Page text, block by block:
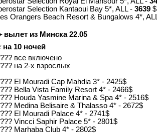
Selection Kantaoui Bay 5*, ALL - 3639 $
Orangers Beach Resort & Bungalows 4*,
вылет из Минска 22.05
на 10 ночей
все включено
на 2-х взрослых
El Mouradi Cap Mahdia 3* - 2425$
Bella Vista Family Resort 4* - 2466$
Houda Yasmine Marina & Spa 4* - 2516$
Medina Belisaire & Thalasso 4* - 2672$
El Mouradi Palace 4* - 2741$
Vincci Saphir Palace 5* - 2801$
Marhaba Club 4* - 2802$